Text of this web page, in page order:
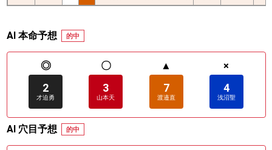
AI 本命予想 的中
◎
2
才迫勇
〇
3
山本天
▲
7
渡邉直
×
4
浅沼聖
AI 穴目予想 的中